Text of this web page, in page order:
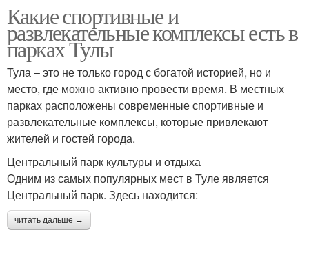
Какие спортивные и
развлекательные комплексы есть в
парках Тулы
Тула – это не только город с богатой историей, но и
место, где можно активно провести время. В местных
парках расположены современные спортивные и
развлекательные комплексы, которые привлекают
жителей и гостей города.
Центральный парк культуры и отдыха
Одним из самых популярных мест в Туле является
Центральный парк. Здесь находится:
читать дальше →